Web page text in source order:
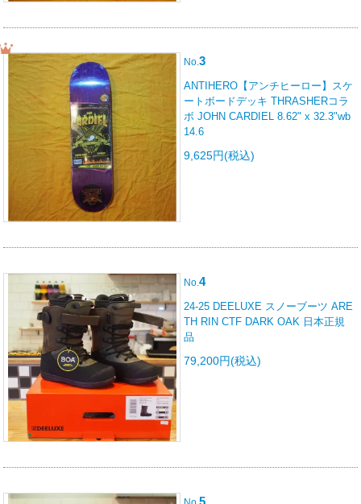
No.3
ANTIHERO【アンチヒーロー】スケ
ートボードデッキ THRASHERコラ
ボ JOHN CARDIEL 8.62" x 32.3"wb
14.6
9,625円(税込)
No.4
24-25 DEELUXE スノーブーツ ARE
TH RIN CTF DARK OAK 日本正規
品
79,200円(税込)
5